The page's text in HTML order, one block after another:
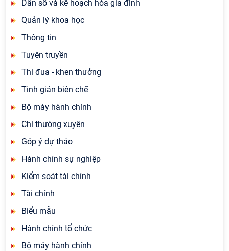
Dân số và kế hoạch hóa gia đình
Quản lý khoa học
Thông tin
Tuyên truyền
Thi đua - khen thưởng
Tinh giản biên chế
Bộ máy hành chính
Chi thường xuyên
Góp ý dự thảo
Hành chính sự nghiệp
Kiểm soát tài chính
Tài chính
Biểu mẫu
Hành chính tổ chức
Bộ máy hành chính